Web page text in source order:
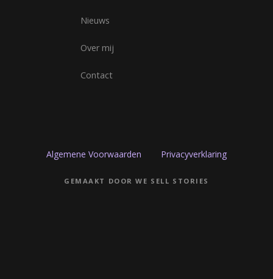
Nieuws
Over mij
Contact
Algemene Voorwaarden Privacyverklaring
GEMAAKT DOOR WE SELL STORIES